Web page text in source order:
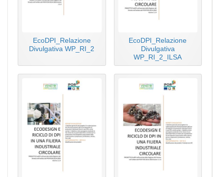
EcoDPI_Relazione
Divulgativa WP_RI_2
EcoDPI_Relazione
Divulgativa
WP_RI_2_ILSA